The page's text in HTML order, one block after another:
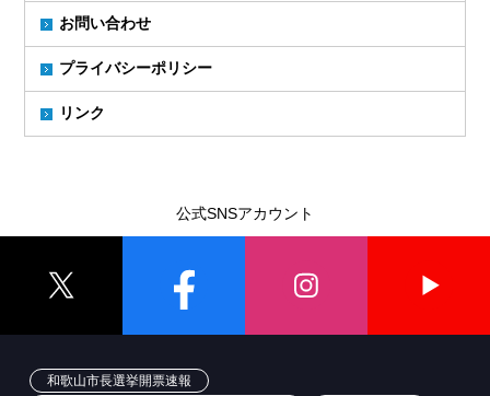
お問い合わせ
プライバシーポリシー
リンク
公式SNSアカウント
和歌山市長選挙開票速報